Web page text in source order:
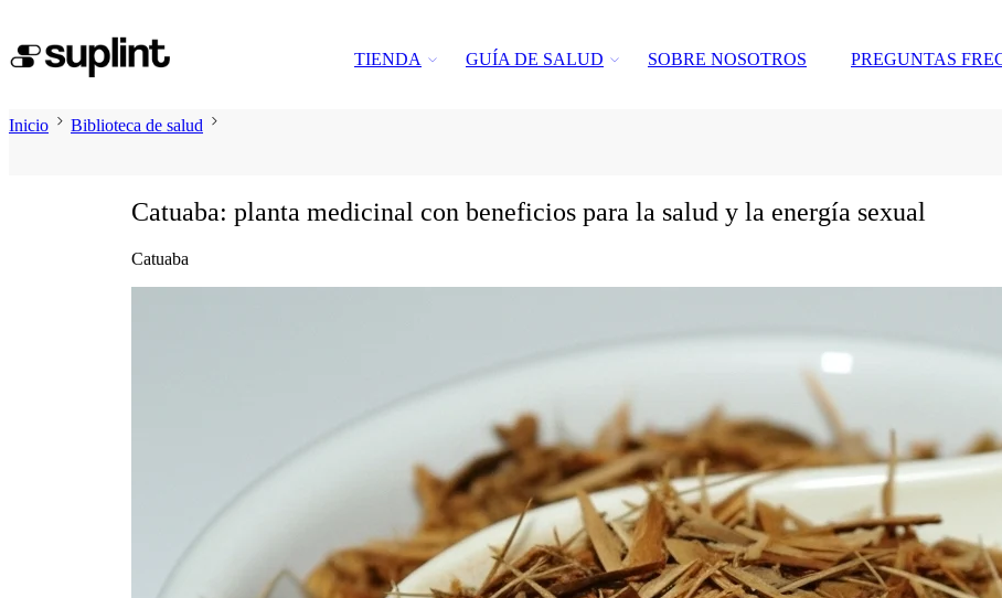
TIENDA GUÍA DE SALUD SOBRE NOSOTROS PREGUNTAS
Inicio Biblioteca de salud
Catuaba: planta medicinal con beneficios para la salud y la energía sexual
Catuaba